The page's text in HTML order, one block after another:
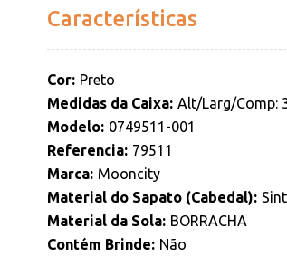
Características
Cor Preto
Medidas da Caixa Alt/Larg/Comp:
Modelo 0749511-001
Referencia 79511
Marca Mooncity
Material do Sapato (Cabedal)
Material da Sola BORRACHA
Contém Brinde
Não